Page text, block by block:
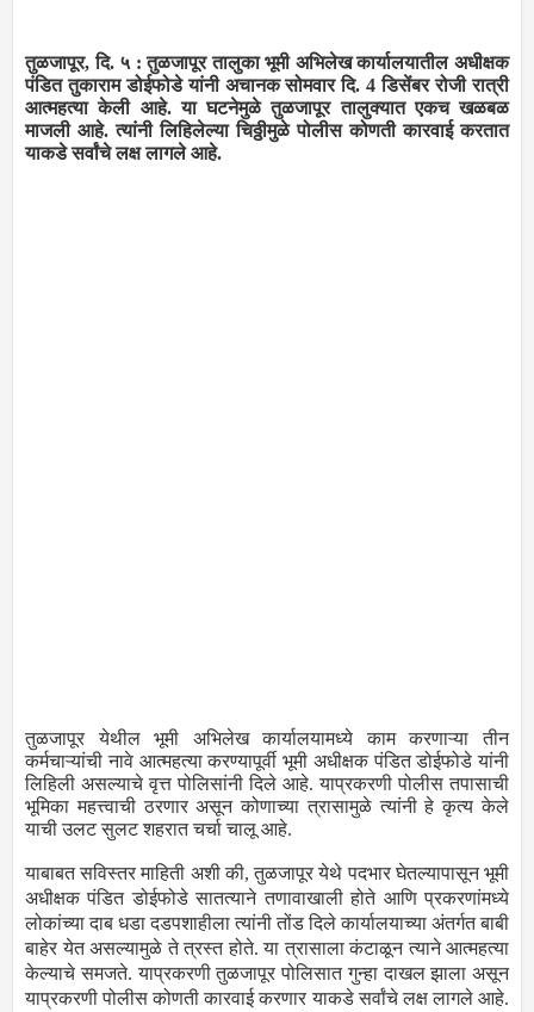
तुळजापूर, दि. ५ : तुळजापूर तालुका भूमी अभिलेख कार्यालयातील अधीक्षक
पंडित तुकाराम डोईफोडे यांनी अचानक सोमवार दि. 4 डिसेंबर रोजी रात्री
आत्महत्या केली आहे. या घटनेमुळे तुळजापूर तालुक्यात एकच खळबळ
माजली आहे. त्यांनी लिहिलेल्या चिठ्ठीमुळे पोलीस कोणती कारवाई करतात
याकडे सर्वांचे लक्ष लागले आहे.
तुळजापूर येथील भूमी अभिलेख कार्यालयामध्ये काम करणाऱ्या तीन
कर्मचाऱ्यांची नावे आत्महत्या करण्यापूर्वी भूमी अधीक्षक पंडित डोईफोडे यांनी
लिहिली असल्याचे वृत्त पोलिसांनी दिले आहे. याप्रकरणी पोलीस तपासाची
भूमिका महत्त्वाची ठरणार असून कोणाच्या त्रासामुळे त्यांनी हे कृत्य केले
याची उलट सुलट शहरात चर्चा चालू आहे.
याबाबत सविस्तर माहिती अशी की, तुळजापूर येथे पदभार घेतल्यापासून भूमी
अधीक्षक पंडित डोईफोडे सातत्याने तणावाखाली होते आणि प्रकरणांमध्ये
लोकांच्या दाब धडा दडपशाहीला त्यांनी तोंड दिले कार्यालयाच्या अंतर्गत बाबी
बाहेर येत असल्यामुळे ते त्रस्त होते. या त्रासाला कंटाळून त्याने आत्महत्या
केल्याचे समजते. याप्रकरणी तुळजापूर पोलिसात गुन्हा दाखल झाला असून
याप्रकरणी पोलीस कोणती कारवाई करणार याकडे सर्वांचे लक्ष लागले आहे.